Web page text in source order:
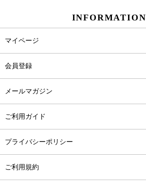
INFORMATION
マイページ
会員登録
メールマガジン
ご利用ガイド
プライバシーポリシー
ご利用規約